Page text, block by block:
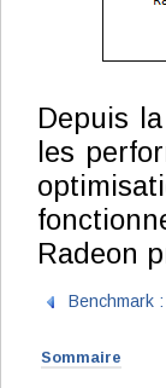
Depuis
les
Radeon
Benchmark
Sommaire